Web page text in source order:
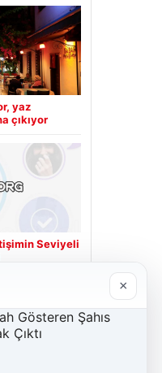
yaz
çıkıyor
Seviyeli
×